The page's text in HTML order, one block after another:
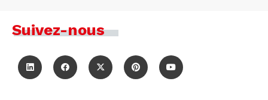
Suivez-nous